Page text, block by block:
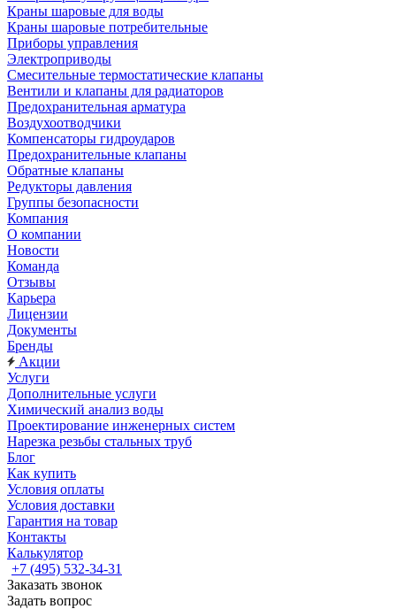
Краны шаровые для воды
Краны шаровые потребительные
Приборы управления
Электроприводы
Смесительные термостатические клапаны
Вентили и клапаны для радиаторов
Предохранительная арматура
Воздухоотводчики
Компенсаторы гидроударов
Предохранительные клапаны
Обратные клапаны
Редукторы давления
Группы безопасности
Компания
О компании
Новости
Команда
Отзывы
Карьера
Лицензии
Документы
Бренды
Акции
Услуги
Дополнительные услуги
Химический анализ воды
Проектирование инженерных систем
Нарезка резьбы стальных труб
Блог
Как купить
Условия оплаты
Условия доставки
Гарантия на товар
Контакты
Калькулятор
+7 (495) 532‑34‑31
Заказать звонок
Задать вопрос